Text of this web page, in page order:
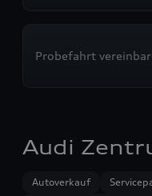
Probefahrt
Audi
Autoverkauf